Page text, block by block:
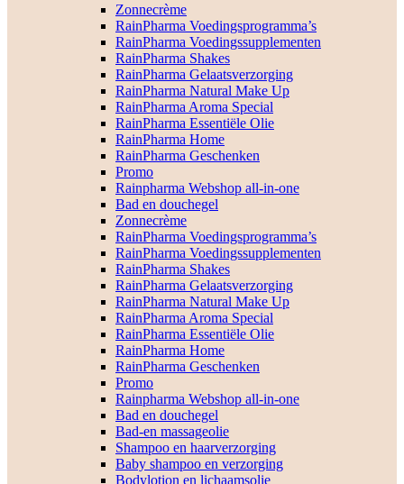
Zonnecrème
RainPharma Voedingsprogramma’s
RainPharma Voedingssupplementen
RainPharma Shakes
RainPharma Gelaatsverzorging
RainPharma Natural Make Up
RainPharma Aroma Special
RainPharma Essentiële Olie
RainPharma Home
RainPharma Geschenken
Promo
Rainpharma Webshop all-in-one
Bad en douchegel
Zonnecrème
RainPharma Voedingsprogramma’s
RainPharma Voedingssupplementen
RainPharma Shakes
RainPharma Gelaatsverzorging
RainPharma Natural Make Up
RainPharma Aroma Special
RainPharma Essentiële Olie
RainPharma Home
RainPharma Geschenken
Promo
Rainpharma Webshop all-in-one
Bad en douchegel
Bad-en massageolie
Shampoo en haarverzorging
Baby shampoo en verzorging
Bodylotion en lichaamsolie